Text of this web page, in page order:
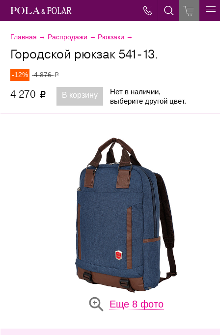
Главная → Распродажи → Рюкзаки →
Еще 8 фото
Городской рюкзак 541-13.
-12% 4 876p
4 270 p В корзину
Нет в наличии,
выберите другой цвет.